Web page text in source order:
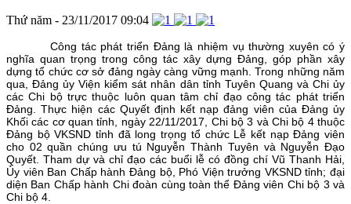
Thứ năm - 23/11/2017 09:04
Công tác phát triển Đảng là nhiệm vụ thường xuyên có ý
nghĩa quan trọng trong công tác xây dựng Đảng, góp phần xây
dựng tổ chức cơ sở đảng ngày càng vững mạnh. Trong những năm
qua, Đảng ủy Viện kiểm sát nhân dân tỉnh Tuyên Quang và Chi ủy
các Chi bộ trực thuộc luôn quan tâm chỉ đạo công tác phát triển
Đảng. Thực hiện các Quyết định kết nạp đảng viên của Đảng ủy
Khối các cơ quan tỉnh, ngày 22/11/2017, Chi bộ 3 và Chi bộ 4 thuộc
Đảng bộ VKSND tỉnh đã long trọng tổ chức Lễ kết nạp Đảng viên
cho 02 quần chúng ưu tú Nguyễn Thành Tuyên và Nguyễn Đạo
Quyết. Tham dự và chỉ đạo các buổi lễ có đồng chí Vũ Thanh Hải,
Ủy viên Ban Chấp hành Đảng bộ, Phó Viện trưởng VKSND tỉnh; đại
diện Ban Chấp hành Chi đoàn cùng toàn thể Đảng viên Chi bộ 3 và
Chi bộ 4.